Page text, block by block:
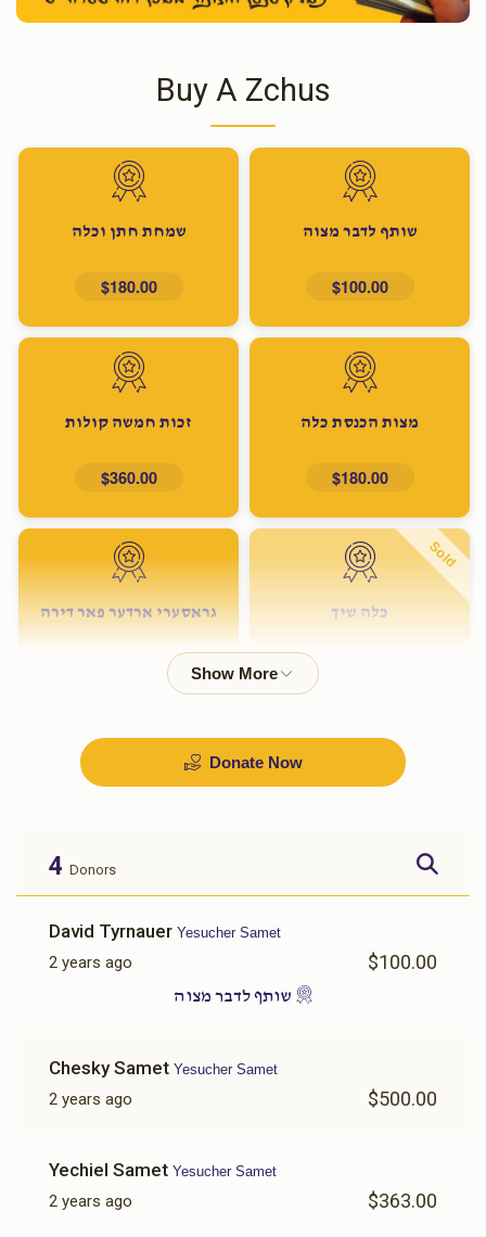
Buy A Zchus
שותף לדבר מצוה
$100.00
שמחת חתן וכלה
$180.00
מצות הכנסת כלה
$180.00
זכות חמשה קולות
$360.00
Sold
כלה שיך גראסערי ארדער פאר דירה
Sold
Sold
אויסשטאפירן דירה
Donate Now
4 Donors
David Tyrnauer Yesucher Samet
2 years ago $100.00
שותף לדבר מצוה
Chesky Samet Yesucher Samet
2 years ago $500.00
Yechiel Samet Yesucher Samet
2 years ago $363.00